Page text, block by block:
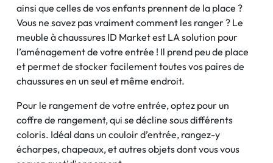
ainsi que celles de vos enfants prennent de la place ?
Vous ne savez pas vraiment comment les ranger ? Le
meuble à chaussures ID Market est LA solution pour
l’aménagement de votre entrée ! Il prend peu de place
et permet de stocker facilement toutes vos paires de
chaussures en un seul et même endroit.
Pour le rangement de votre entrée, optez pour un
coffre de rangement, qui se décline sous différents
coloris. Idéal dans un couloir d’entrée, rangez-y
écharpes, chapeaux, et autres objets dont vous vous